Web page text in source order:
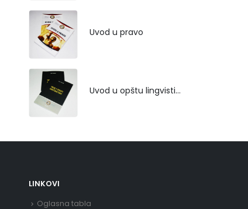
Uvod u pravo
Uvod u opštu lingvistiku
LINKOVI
Oglasna tabla